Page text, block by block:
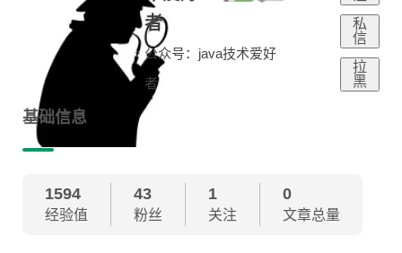
者
公众号：java技术爱好
者
私
信
拉
黑
基础信息
1594
经验值
43
粉丝
1
关注
0
文章总量